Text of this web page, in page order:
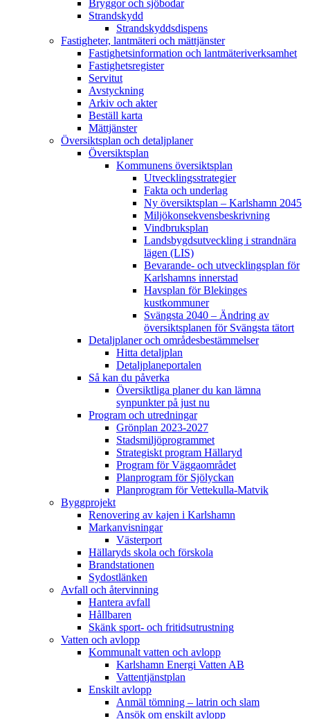
Bryggor och sjöbodar
Strandskydd
Strandskyddsdispens
Fastigheter, lantmäteri och mättjänster
Fastighetsinformation och lantmäteriverksamhet
Fastighetsregister
Servitut
Avstyckning
Arkiv och akter
Beställ karta
Mättjänster
Översiktsplan och detaljplaner
Översiktsplan
Kommunens översiktsplan
Utvecklingsstrategier
Fakta och underlag
Ny översiktsplan – Karlshamn 2045
Miljökonsekvensbeskrivning
Vindbruksplan
Landsbygdsutveckling i strandnära
lägen (LIS)
Bevarande- och utvecklingsplan för
Karlshamns innerstad
Havsplan för Blekinges
kustkommuner
Svängsta 2040 – Ändring av
översiktsplanen för Svängsta tätort
Detaljplaner och områdesbestämmelser
Hitta detaljplan
Detaljplaneportalen
Så kan du påverka
Översiktliga planer du kan lämna
synpunkter på just nu
Program och utredningar
Grönplan 2023-2027
Stadsmiljöprogrammet
Strategiskt program Hällaryd
Program för Väggaområdet
Planprogram för Sjölyckan
Planprogram för Vettekulla-Matvik
Byggprojekt
Renovering av kajen i Karlshamn
Markanvisningar
Västerport
Hällaryds skola och förskola
Brandstationen
Sydostlänken
Avfall och återvinning
Hantera avfall
Hållbaren
Skänk sport- och fritidsutrustning
Vatten och avlopp
Kommunalt vatten och avlopp
Karlshamn Energi Vatten AB
Vattentjänstplan
Enskilt avlopp
Anmäl tömning – latrin och slam
Ansök om enskilt avlopp